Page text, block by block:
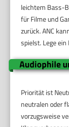
leichtem Bass-
für Filme und
zurück. ANC
spielst. Lege
Audiophile
Priorität ist
neutralen oder
vorzugsweise